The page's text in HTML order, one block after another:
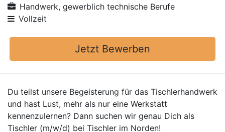
Handwerk, gewerblich technische Berufe
Vollzeit
Jetzt Bewerben
Du teilst unsere Begeisterung für das Tischlerhandwerk
und hast Lust, mehr als nur eine Werkstatt
kennenzulernen? Dann suchen wir genau Dich als
Tischler (m/w/d) bei Tischler im Norden!